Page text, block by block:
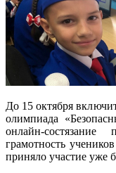
До 15 октября
олимпиада
онлайн-
грамотность
приняло участие уже